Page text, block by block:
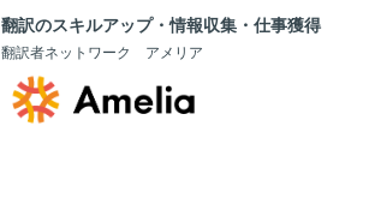
翻訳のスキルアップ・情報収集・仕事獲得
翻訳者ネットワーク アメリア